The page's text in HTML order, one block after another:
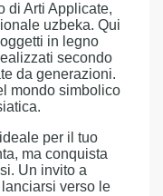
di Arti Applicate,
uzbeka. Qui
in legno
secondo
da generazioni.
mondo simbolico
per il tuo
ma conquista
Un invito a
verso le